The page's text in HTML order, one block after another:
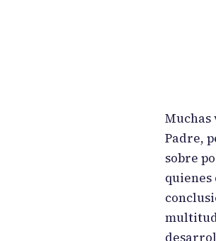
Muchas
Padre,
sobre
quienes